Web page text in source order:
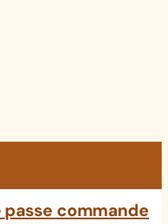
passe commande